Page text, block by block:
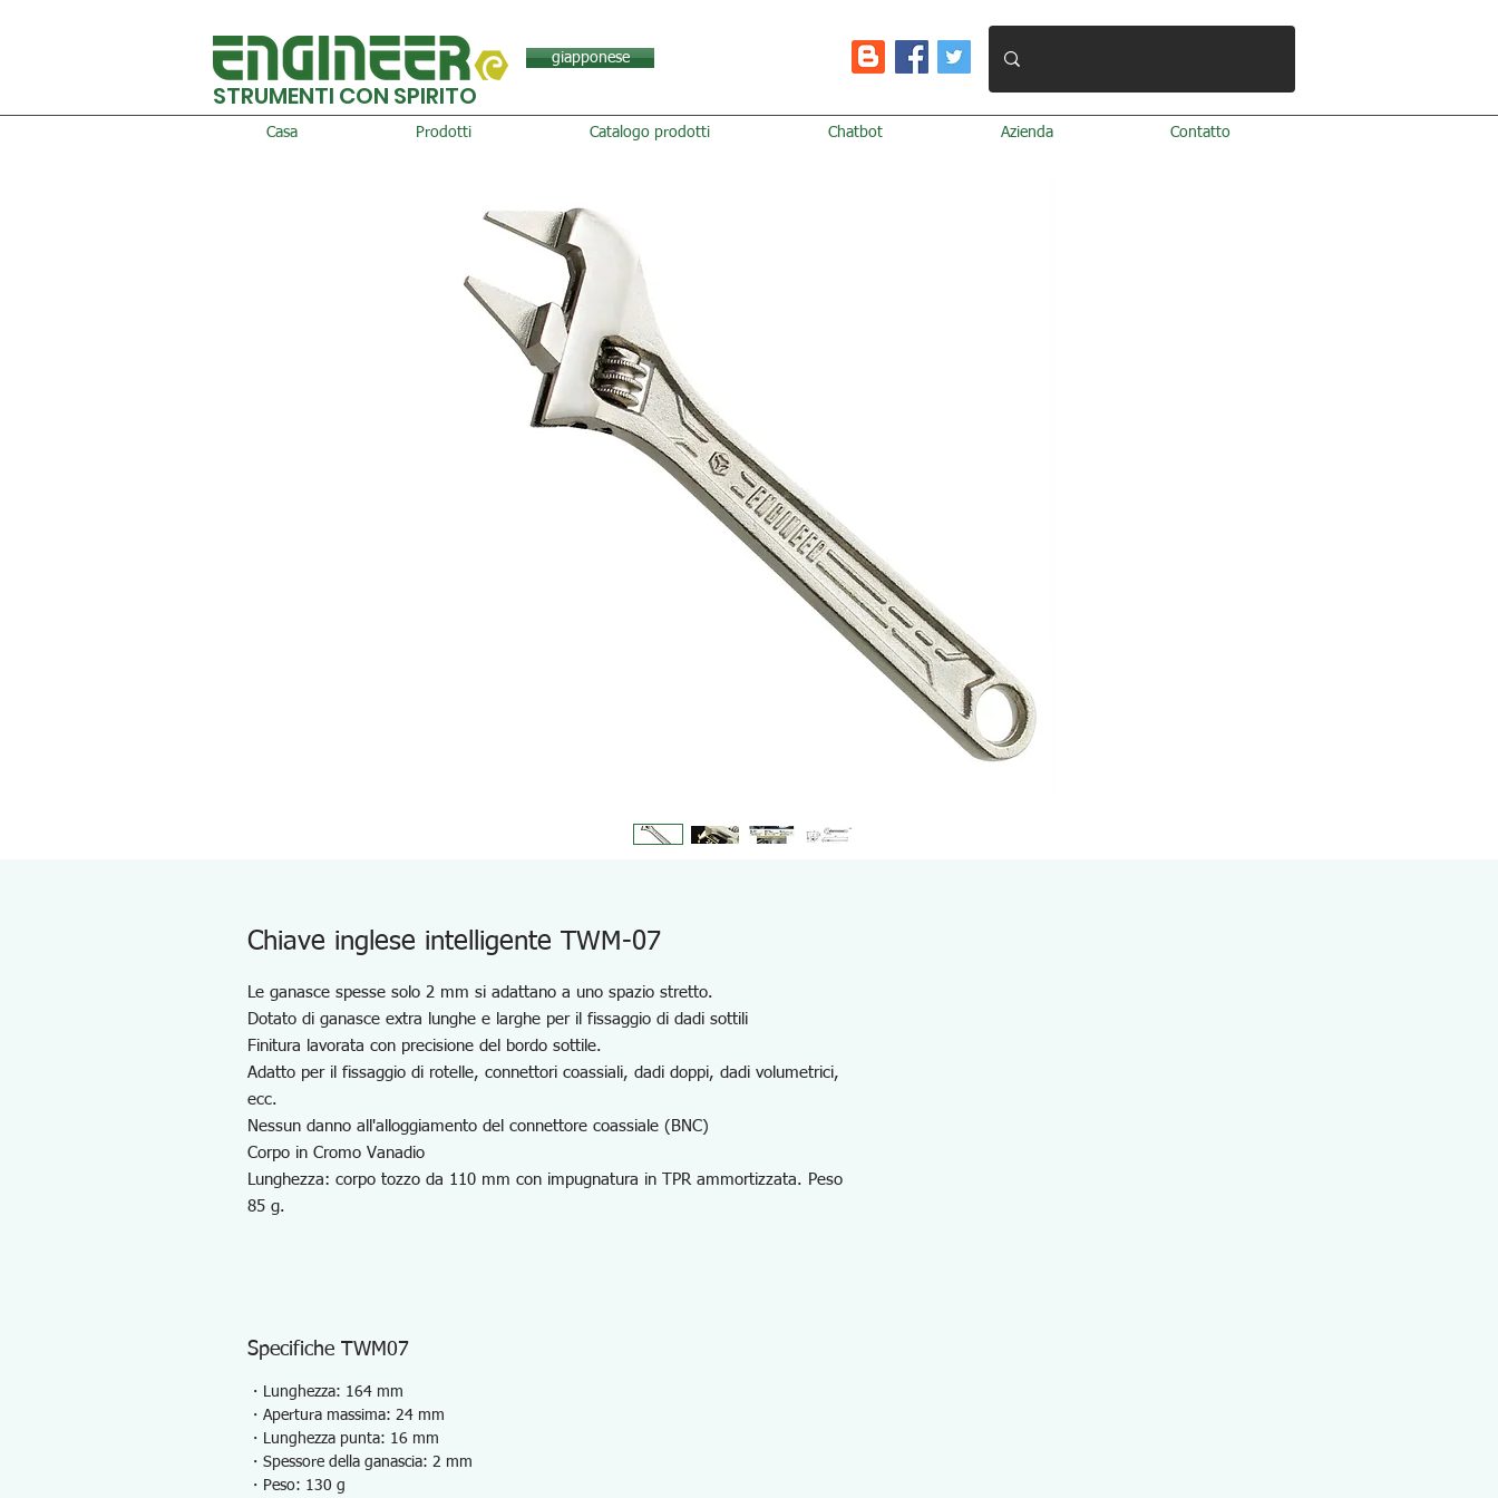
giapponese
STRUMENTI CON SPIRITO
Casa Prodotti Catalogo prodotti Chatbot Azienda Contatto
Chiave inglese intelligente TWM-07
Le ganasce spesse solo 2 mm si adattano a uno spazio stretto.
Dotato di ganasce extra lunghe e larghe per il fissaggio di dadi sottili
Finitura lavorata con precisione del bordo sottile.
Adatto per il fissaggio di rotelle, connettori coassiali, dadi doppi, dadi volumetrici,
ecc.
Nessun danno all'alloggiamento del connettore coassiale (BNC)
Corpo in Cromo Vanadio
Lunghezza: corpo tozzo da 110 mm con impugnatura in TPR ammortizzata. Peso
85 g.
Specifiche TWM07
・Lunghezza: 164 mm
・Apertura massima: 24 mm
・Lunghezza punta: 16 mm
・Spessore della ganascia: 2 mm
・Peso: 130 g